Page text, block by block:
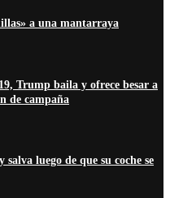
a una mantarraya
Trump baila y ofrece besar a
de campaña
luego de que su coche se